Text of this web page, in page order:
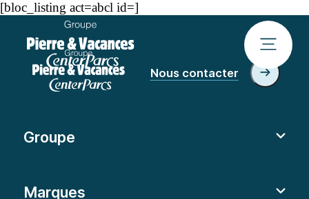
[bloc_listing act=abcl id=]
Nous contacter
Groupe
Marques